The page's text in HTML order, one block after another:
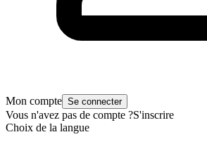
Mon compte Se connecter
Vous n'avez pas de compte ?S'inscrire
Choix de la langue